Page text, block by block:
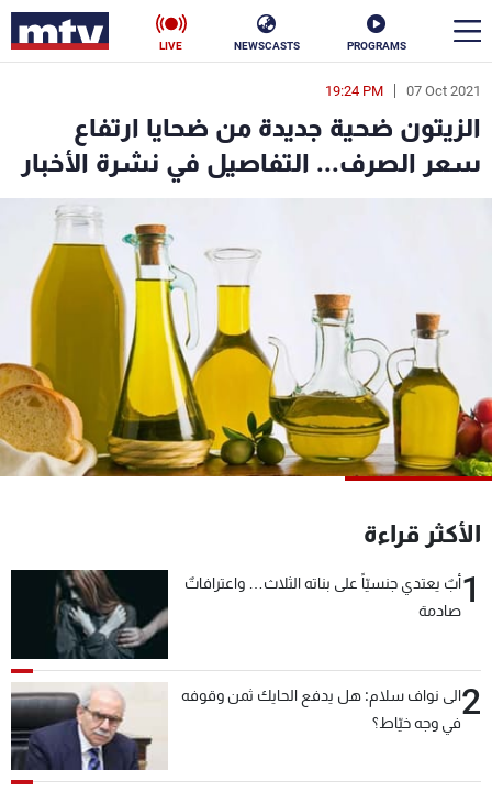
PROGRAMS
NEWSCASTS
LIVE
07 Oct 2021
19:24 PM
الزيتون ضحية جديدة من ضحايا ارتفاع
سعر الصرف... التفاصيل في نشرة الأخبار
الأكثر قراءة
1أبٌ يعتدي جنسيّاً على بناته الثلاث… واعترافاتٌ
صادمة
2الى نواف سلام: هل يدفع الحايك ثمن وقوفه
في وجه خيّاط؟
en
الأخبار
سياسة
فن
رياضة
كأس العالم
البرامج
جدول البرامج
شاهد البرامج
الترددات
عن MTV
شروط الإسـتخدام
سياسة الخصوصية